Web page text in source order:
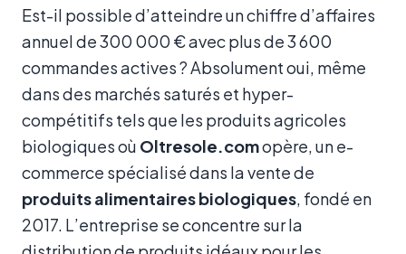
Contenu
Est-il possible d’atteindre un chiffre d’affaires
annuel de 300 000 € avec plus de 3 600
commandes actives ? Absolument oui, même
dans des marchés saturés et hyper-
compétitifs tels que les produits agricoles
biologiques où Oltresole.comopère, un e-
commerce spécialisé dans la vente de
produits alimentaires biologiques, fondé en
2017. L’entreprise se concentre sur la